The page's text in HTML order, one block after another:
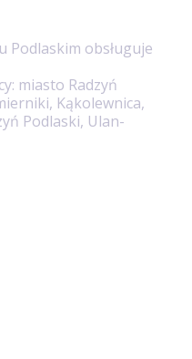
Podlaskim obsługuje
miasto Radzyń
Kąkolewnica,
Podlaski, Ulan-